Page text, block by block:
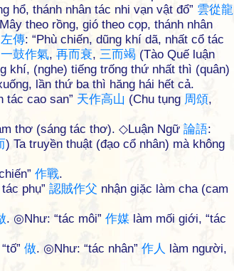
hổ, thánh nhân tác nhi vạn vật đổ” 雲從龍
theo rồng, gió theo cọp, thánh nhân
左傳: “Phù chiến, dũng khí dã, nhất cổ tác
一鼓作氣, 再而衰, 三而竭 (Tào Quế luận
khí, (nghe) tiếng trống thứ nhất thì (quân)
lần thứ ba thì hăng hái hết cả.
tác cao san” 天作高山 (Chu tụng 周頌,
thơ (sáng tác thơ). ◇Luận Ngữ 論語:
) Ta truyền thuật (đạo cổ nhân) mà không
作戰.
phụ” 認賊作父 nhận giặc làm cha (cam
. ◎Như: “tác môi” 作媒 làm mối giới, “tác
做. ◎Như: “tác nhân” 作人 làm người,